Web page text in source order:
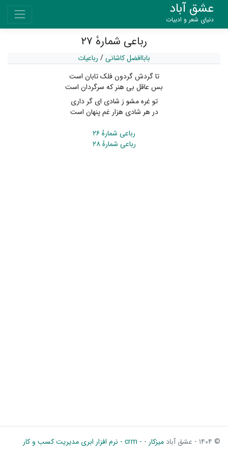
عشق آباد
دنیای شعر و ادبیات
رباعی شمارهٔ ۲۷
باباافضل کاشانی/ رباعیات
تا گردش گردون فلک تابان است
بس عاقل بی هنر که سرگردان است
تو غره مشو ز شادی ای گر داری
در هر شادی هزار غم پنهان است
رباعی شمارهٔ ۲۶
رباعی شمارهٔ ۲۸
© ۱۴۰۴ - عشق آباد میزکار - - crm - نرم افزار ابری مدیریت کسب و کار